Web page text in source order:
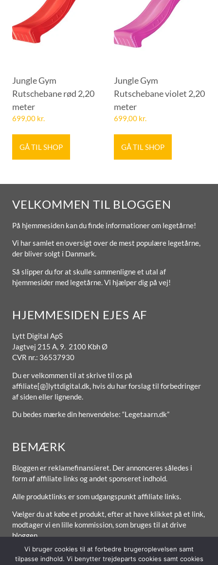
Jungle Gym
Rutschebane rød 2,20
meter
699,00 kr.
GÅ TIL SHOP
Jungle Gym
Rutschebane violet 2,20
meter
699,00 kr.
GÅ TIL SHOP
VELKOMMEN TIL BLOGGEN
På hjemmesiden kan du finde informationer om legetårne!
Vi har samlet en oversigt over de mest populære legetårne,
der bliver solgt i Danmark.
Så slipper du for at skulle sammenligne et utal af
hjemmesider med legetårne. Vi hjælper dig på vej!
HJEMMESIDEN EJES AF
Lytt Digital ApS
Jagtvej 215 A, 9. 2100 Kbh Ø
CVR nr.: 36537930
Du er velkommen til at skrive til os på
affiliate[@]lyttdigital.dk, hvis du har forslag til forbedringer
af siden eller lignende.
Du bedes mærke din henvendelse: “Legetaarn.dk”
BEMÆRK
Bloggen er reklamefinansieret. Der annonceres således i
form af affiliate links og andet sponseret indhold.
Alle produktlinks er som udgangspunkt affiliate links.
Vælger du at købe et produkt, efter at have klikket på et link,
modtager vi en lille kommission, som bruges til at drive
bloggen.
Vi bruger cookies til at forbedre brugeroplevelsen samt
tilpasse indhold. Vi benytter trejdeparts cookies samt cookies